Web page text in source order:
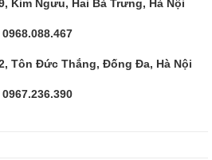
Kim Ngưu, Hai Bà Trưng, Hà Nội
Tôn Đức Thắng, Đống Đa, Hà Nội